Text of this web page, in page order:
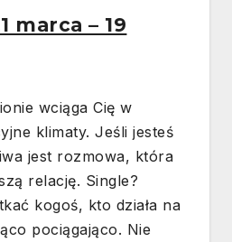
marca – 19
wciąga Cię w
klimaty. Jeśli jesteś
jest rozmowa, która
relację. Single?
kogoś, kto działa na
pociągająco. Nie